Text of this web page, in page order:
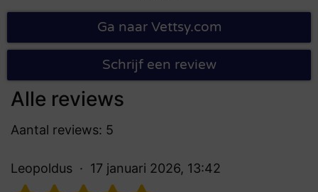
Ga naar Vettsy.com
Schrijf een review
Alle reviews
Aantal reviews: 5
Leopoldus 17 januari 2026, 13:42